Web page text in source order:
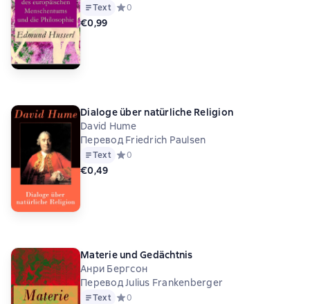
Text Средний рейтинг 0 на основе 0 оценок
0
€0,99
Dialoge über natürliche Religion
David Hume
Перевод Friedrich Paulsen
Text Средний рейтинг 0 на основе 0 оценок
0
€0,49
Materie und Gedächtnis
Анри Бергсон
Перевод Julius Frankenberger
Text Средний рейтинг 0 на основе 0 оценок
0